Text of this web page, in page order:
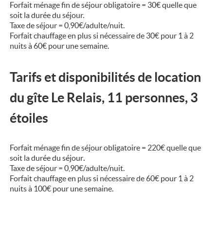
Forfait ménage fin de séjour obligatoire = 30€quelle que
soit la durée du séjour.
Taxe de séjour = 0,90€/adulte/nuit.
Forfait chauffage en plus si nécessaire de 30€ pour 1 à 2
nuits à 60€ pour une semaine.
Tarifs et disponibilités de location
du gîte Le Relais, 11 personnes, 3
étoiles
Forfait ménage fin de séjour obligatoire = 220€ quelle que
soit la durée du séjour
Taxe de séjour = 0,90€/adulte/nuit.
Forfait chauffage en plus si nécessaire de 60€ pour 1 à 2
nuits à 100€ pour une semaine.